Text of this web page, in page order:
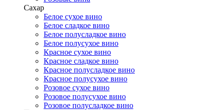
Сахар
Белое сухое вино
Белое сладкое вино
Белое полусладкое вино
Белое полусухое вино
Красное сухое вино
Красное сладкое вино
Красное полусладкое вино
Красное полусухое вино
Розовое сухое вино
Розовое полусухое вино
Розовое полусладкое вино